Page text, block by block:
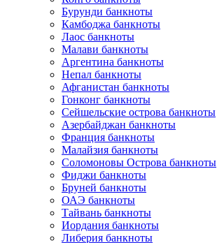
Бурунди банкноты
Камбоджа банкноты
Лаос банкноты
Малави банкноты
Аргентина банкноты
Непал банкноты
Афганистан банкноты
Гонконг банкноты
Сейшельские острова банкноты
Азербайджан банкноты
Франция банкноты
Малайзия банкноты
Соломоновы Острова банкноты
Фиджи банкноты
Бруней банкноты
ОАЭ банкноты
Тайвань банкноты
Иордания банкноты
Либерия банкноты